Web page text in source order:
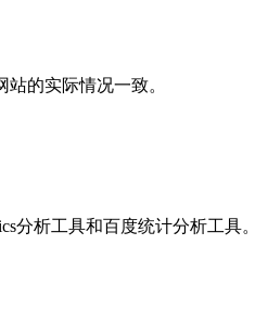
的实际情况一致。
分析工具和百度统计分析工具。